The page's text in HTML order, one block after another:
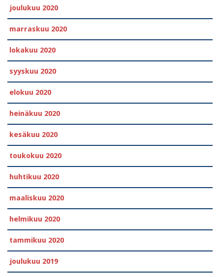
joulukuu 2020
marraskuu 2020
lokakuu 2020
syyskuu 2020
elokuu 2020
heinäkuu 2020
kesäkuu 2020
toukokuu 2020
huhtikuu 2020
maaliskuu 2020
helmikuu 2020
tammikuu 2020
joulukuu 2019